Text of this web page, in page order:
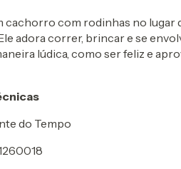
cachorro com rodinhas no lugar
adora correr, brincar e se
lúdica, como ser feliz e
do Tempo